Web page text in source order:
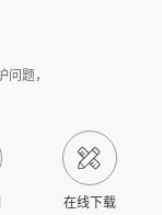
题，
在线下载